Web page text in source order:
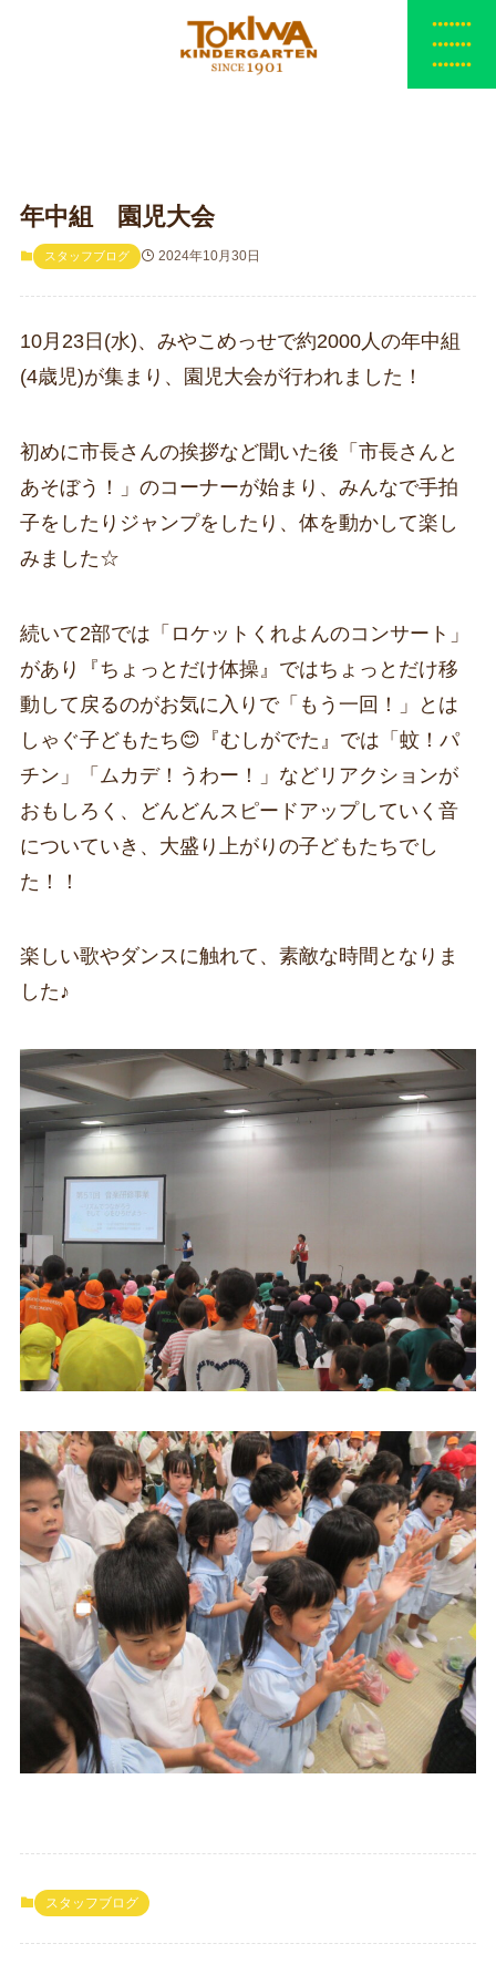
年中組 園児大会
スタッフブログ 2024年10月30日
10月23日(水)、みやこめっせで約2000人の年中組
(4歳児)が集まり、園児大会が行われました！
初めに市長さんの挨拶など聞いた後「市長さんと
あそぼう！」のコーナーが始まり、みんなで手拍
子をしたりジャンプをしたり、体を動かして楽し
みました☆
続いて2部では「ロケットくれよんのコンサート」
があり『ちょっとだけ体操』ではちょっとだけ移
動して戻るのがお気に入りで「もう一回！」とは
しゃぐ子どもたち😊『むしがでた』では「蚊！パ
チン」「ムカデ！うわー！」などリアクションが
おもしろく、どんどんスピードアップしていく音
についていき、大盛り上がりの子どもたちでし
た！！
楽しい歌やダンスに触れて、素敵な時間となりま
した♪
スタッフブログ